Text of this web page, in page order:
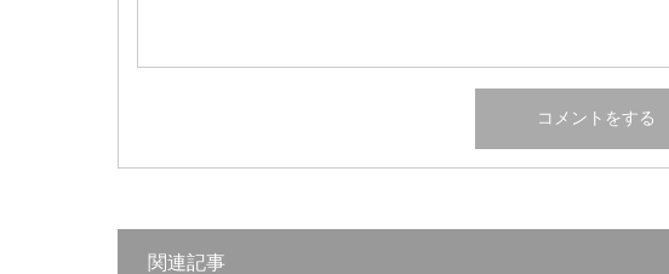
関連記事